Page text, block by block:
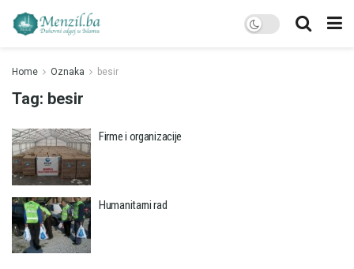
Home Oznaka besir
Tag: besir
Firme i organizacije
Humanitarni rad